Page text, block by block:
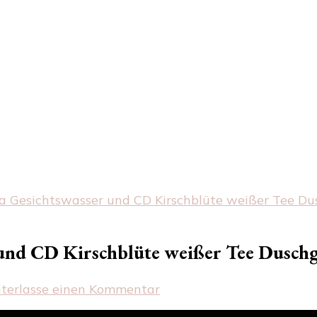
Gesichtswasser und CD Kirschblüte weißer Tee
CD Kirschblüte weißer Tee
einen Kommentarzu